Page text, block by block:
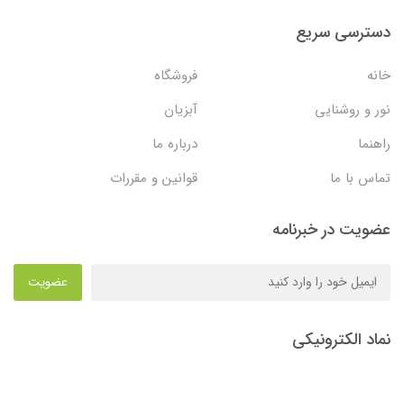
دسترسی سریع
خانه
فروشگاه
نور و روشنایی
آبزیان
راهنما
درباره ما
تماس با ما
قوانین و مقررات
عضویت در خبرنامه
عضویت
نماد الکترونیکی